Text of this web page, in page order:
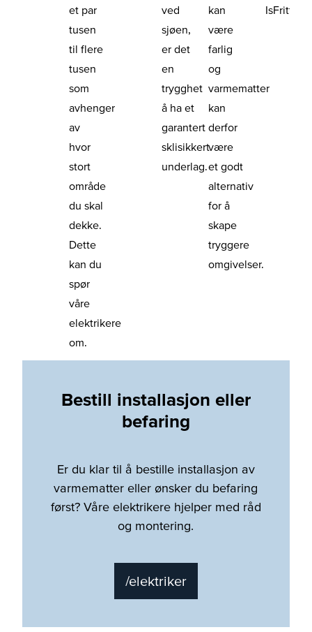
et par
tusen
til flere
tusen
som
avhenger
av
hvor
stort
område
du skal
dekke.
Dette
kan du
spør
våre
elektrikere
om.
ved
sjøen,
er det
en
trygghet
å ha et
garantert
sklisikkert
underlag.
kan
være
farlig
og
varmematter
kan
derfor
være
et godt
alternativ
for å
skape
tryggere
omgivelser.
IsFritt)
Bestill installasjon eller
befaring
Er du klar til å bestille installasjon av
varmematter eller ønsker du befaring
først? Våre elektrikere hjelper med råd
og montering.
/elektriker